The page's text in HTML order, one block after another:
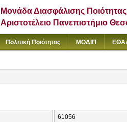
Μονάδα Διασφάλισης Ποιότητας
Αριστοτέλειο Πανεπιστήμιο
Πολιτική Ποιότητας ΜΟΔΙΠ
61056